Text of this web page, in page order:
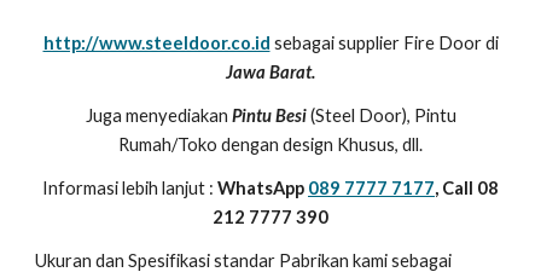
http://www.steeldoor.co.id sebagai supplier Fire Door di
Jawa Barat.
Juga menyediakan Pintu Besi(Steel Door), Pintu
Rumah/Toko dengan design Khusus, dll.
Informasi lebih lanjut : WhatsApp 089 7777 7177, Call 08
212 7777 390
Ukuran dan Spesifikasi standar Pabrikan kami sebagai